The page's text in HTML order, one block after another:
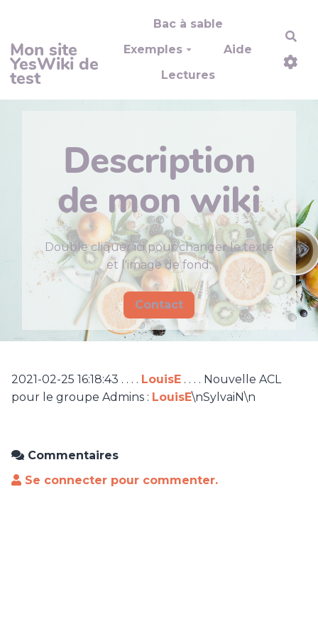
Aller au contenu principal
Mon site
YesWiki de
test
Bac à sable
Exemples
Aide
Lectures
Description
de mon wiki
Double cliquer ici pour changer le texte
et l'image de fond.
Contact
2021-02-25 16:18:43 . . . . LouisE . . . . Nouvelle ACL
pour le groupe Admins : LouisE\nSylvaiN\n
Commentaires
Se connecter pour commenter.